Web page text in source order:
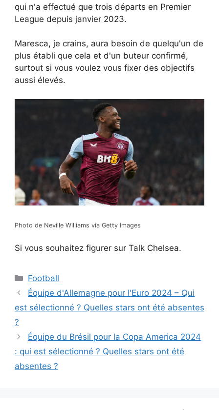
qui n'a effectué que trois départs en Premier
League depuis janvier 2023.
Maresca, je crains, aura besoin de quelqu'un de
plus établi que cela et d'un buteur confirmé,
surtout si vous voulez vous fixer des objectifs
aussi élevés.
Photo de Neville Williams via Getty Images
Si vous souhaitez figurer sur Talk Chelsea.
Catégories
Football
Équipe d'Allemagne pour l'Euro 2024 – Qui
est sélectionné ? Quelles stars ont été absentes
?
Équipe du Brésil pour la Copa America 2024
: qui est sélectionné ? Quelles stars ont été
absentes ?